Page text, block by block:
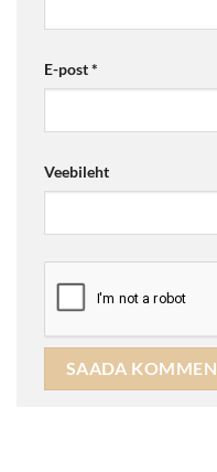
E-post*
Veebileht